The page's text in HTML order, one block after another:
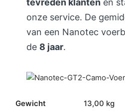
tevreden klantenen
onze service. De
van een Nanotec
de 8 jaar.
Gewicht 13,00 kg